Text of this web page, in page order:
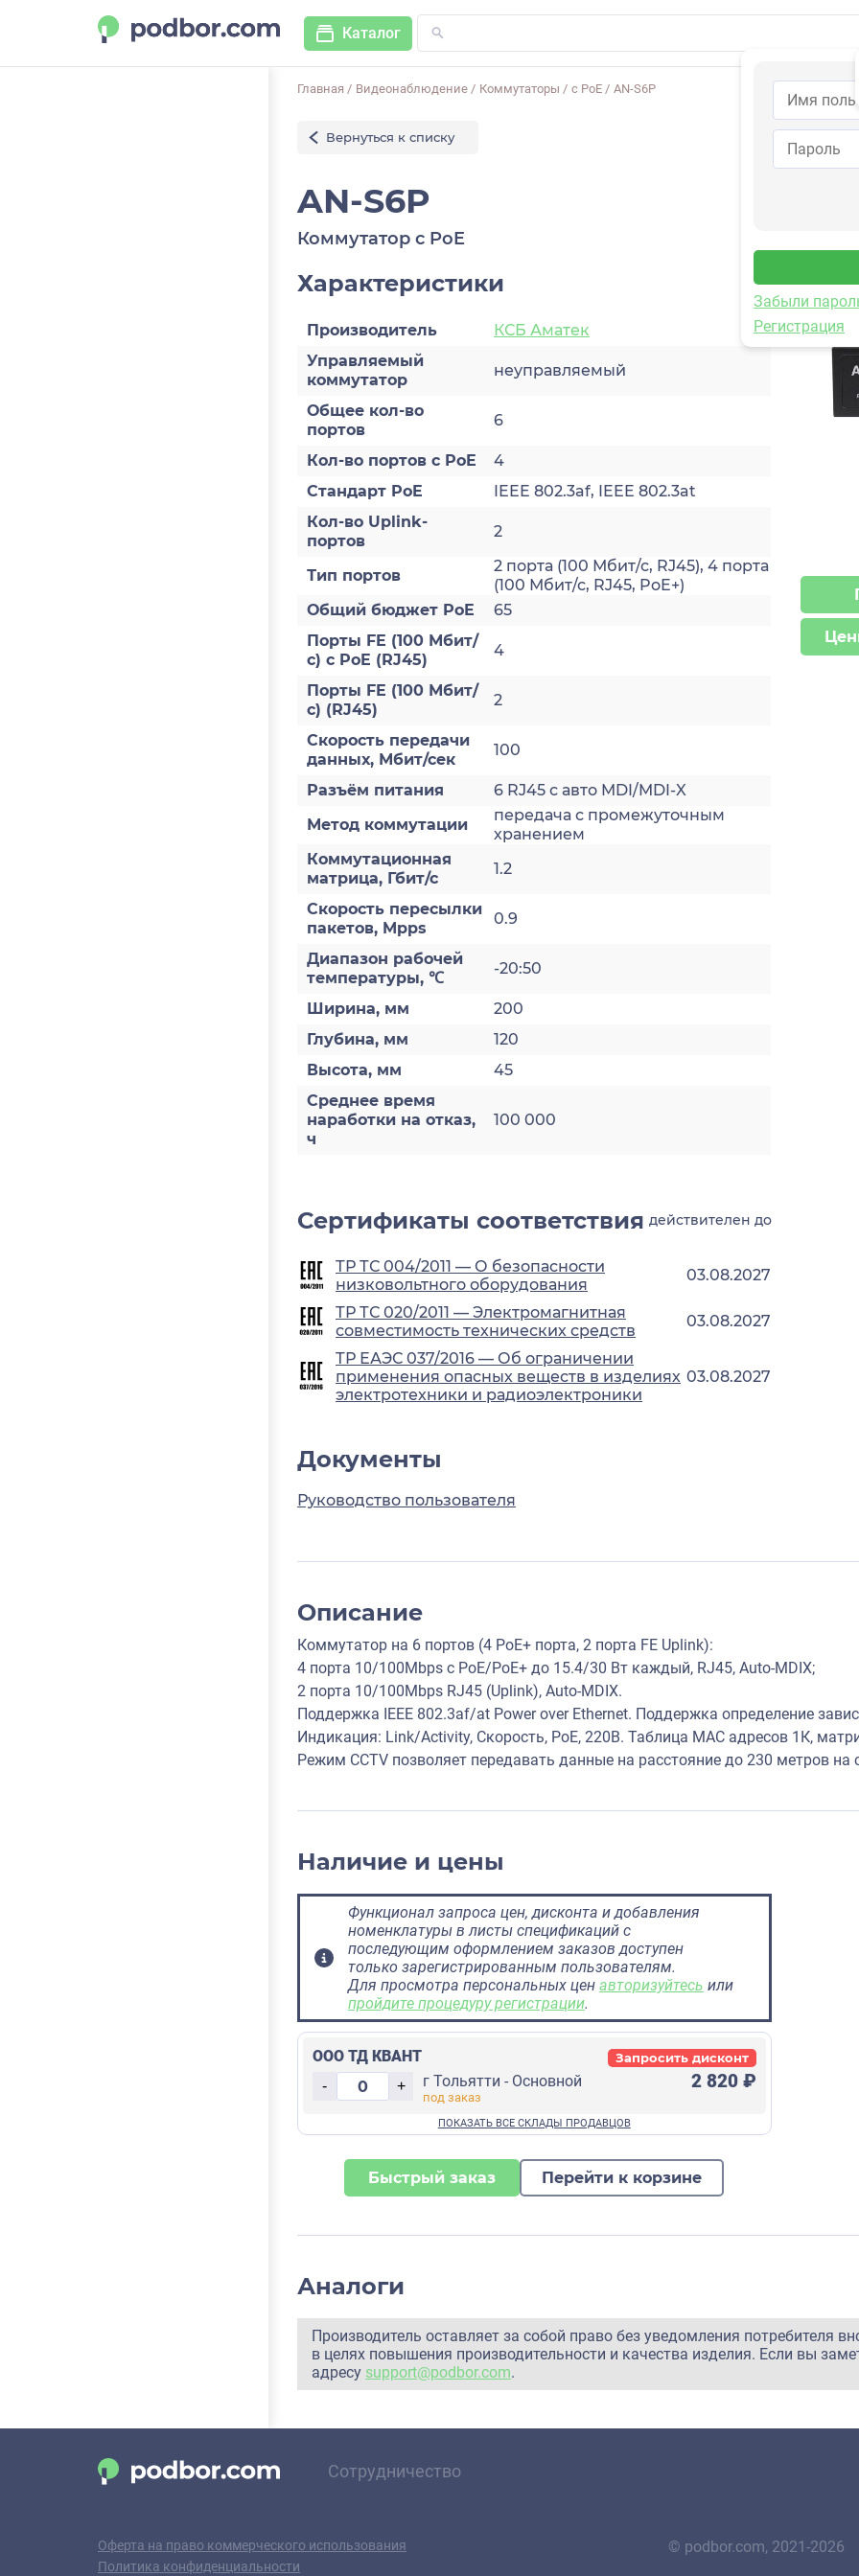
Каталог
Забыли
Регистрация
Главная / Видеонаблюдение / Коммутаторы / с PoE / AN-S6P
Вернуться к списку
AN-S6P
Коммутатор с PoE
Характеристики
Производитель
КСБ Аматек
Управляемый
коммутатор
неуправляемый
Общее кол-во
портов
6
Кол-во портов с PoE
4
Стандарт PoE
IEEE 802.3af, IEEE 802.3at
Кол-во Uplink-
портов
2
Тип портов
2 порта (100 Мбит/с, RJ45), 4 порта
(100 Мбит/с, RJ45, PoE+)
Общий бюджет PoE
65
Порты FE (100 Мбит/
с) с PoE (RJ45)
4
Порты FE (100 Мбит/
с) (RJ45)
2
Скорость передачи
данных, Мбит/сек
100
Разъём питания
6 RJ45 с авто MDI/MDI-X
Метод коммутации
передача с промежуточным
хранением
Коммутационная
матрица, Гбит/с
1.2
Скорость пересылки
пакетов, Mpps
0.9
Диапазон рабочей
температуры, ℃
-20:50
Ширина, мм
200
Глубина, мм
120
Высота, мм
45
Среднее время
наработки на отказ,
ч
100 000
Сертификаты соответствия действителен до
ТР ТС 004/2011 — О безопасности
низковольтного оборудования
03.08.2027
ТР ТС 020/2011 — Электромагнитная
совместимость технических средств
03.08.2027
ТР ЕАЭС 037/2016 — Об ограничении
применения опасных веществ в изделиях
электротехники и радиоэлектроники
03.08.2027
Документы
Руководство пользователя
Описание
Коммутатор на 6 портов (4 PoE+ порта, 2 порта FE Uplink):
4 порта 10/100Mbps с PoE/PoE+ до 15.4/30 Вт каждый, RJ45, Auto-MDIX;
2 порта 10/100Mbps RJ45 (Uplink), Auto-MDIX.
Поддержка IEEE 802.3af/at Power over Ethernet. Поддержка определение
Индикация: Link/Activity, Скорость, PoE, 220В. Таблица MAC адресов 1К,
Режим CCTV позволяет передавать данные на расстояние до 230 метров
Наличие и цены
Функционал запроса цен, дисконта и добавления
номенклатуры в листы спецификаций с
последующим оформлением заказов доступен
только зарегистрированным пользователям.
Для просмотра персональных цен авторизуйтесь или
пройдите процедуру регистрации.
ООО ТД КВАНТ
- + г Тольятти - Основной 2 820 ₽
Запросить дисконт
Быстрый заказ Перейти к корзине
Аналоги
Производитель оставляет за собой право без уведомления потребителя
в целях повышения производительности и качества изделия. Если вы
адресу support@podbor.com.
Сотрудничество
Оферта на право коммерческого использования
Политика конфиденциальности
© podbor.com, 2021-2026